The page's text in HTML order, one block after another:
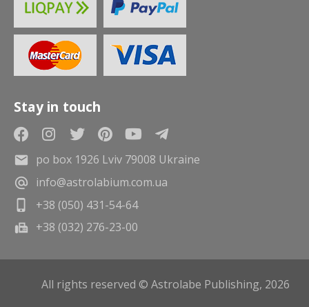
Stay in touch
po box 1926 Lviv 79008 Ukraine
info@astrolabium.com.ua
+38 (050) 431-54-64
+38 (032) 276-23-00
All rights reserved © Astrolabe Publishing, 2026